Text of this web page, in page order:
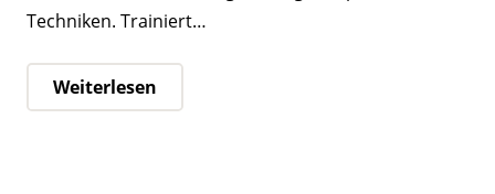
Techniken. Trainiert…
Weiterlesen